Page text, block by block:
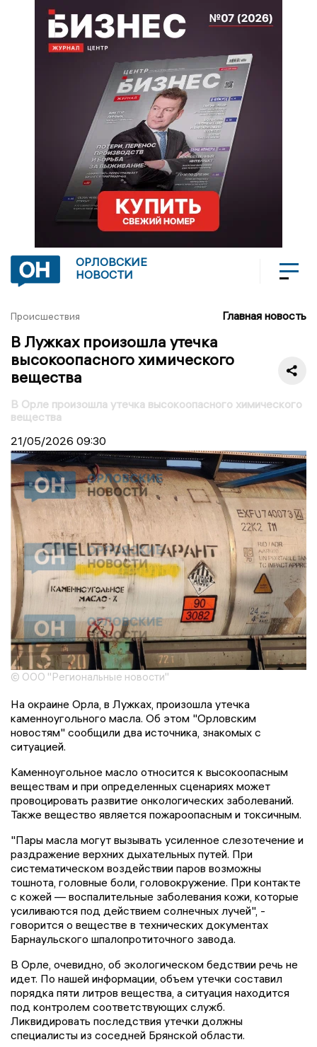
ОРЛОВСКИЕ
НОВОСТИ
Происшествия Главная новость
В Лужках произошла утечка
высокоопасного химического
вещества
В Орле произошла утечка высокоопасного химического
вещества
21/05/2026 09:30
© ООО "Региональные новости"
На окраине Орла, в Лужках, произошла утечка
каменноугольного масла. Об этом "Орловским
новостям" сообщили два источника, знакомых с
ситуацией.
Каменноугольное масло относится к высокоопасным
веществам и при определенных сценариях может
провоцировать развитие онкологических заболеваний.
Также вещество является пожароопасным и токсичным.
"Пары масла могут вызывать усиленное слезотечение и
раздражение верхних дыхательных путей. При
систематическом воздействии паров возможны
тошнота, головные боли, головокружение. При контакте
с кожей — воспалительные заболевания кожи, которые
усиливаются под действием солнечных лучей", -
говорится о веществе в технических документах
Барнаульского шпалопротиточного завода.
В Орле, очевидно, об экологическом бедствии речь не
идет. По нашей информации, объем утечки составил
порядка пяти литров вещества, а ситуация находится
под контролем соответствующих служб.
Ликвидировать последствия утечки должны
специалисты из соседней Брянской области.